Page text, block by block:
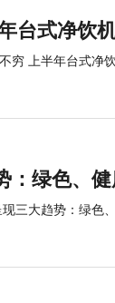
台式净饮
穷 上半年台式净
：绿色、
三大趋势：绿色